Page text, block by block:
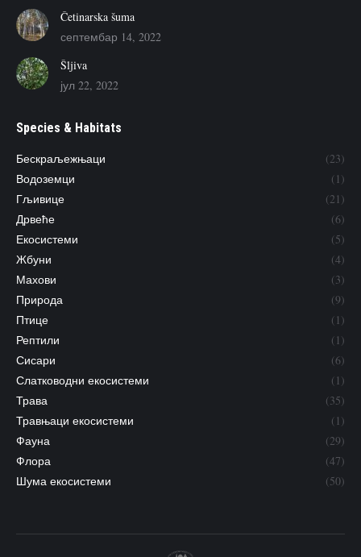
Četinarska šuma
септембар 14, 2022
Šljiva
јул 22, 2022
Species & Habitats
Бескраљежњаци
(23)
Водоземци
(1)
Гљивице
(21)
Дрвеће
(6)
Екосистеми
(5)
Жбуни
(4)
Махови
(3)
Природа
(9)
Птице
(1)
Рептили
(1)
Сисари
(6)
Слатководни екосистеми
(1)
Трава
(35)
Травњаци екосистеми
(1)
Фауна
(29)
Флора
(47)
Шума екосистеми
(50)